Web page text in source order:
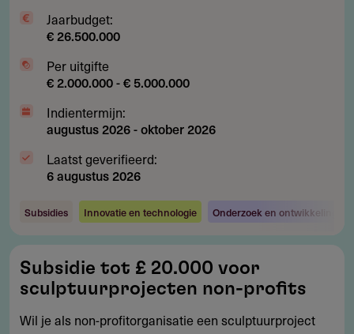
Jaarbudget:
€ 26.500.000
Per uitgifte
€ 2.000.000 - € 5.000.000
Indientermijn:
augustus 2026-oktober 2026
Laatst geverifieerd:
6 augustus 2026
Subsidies Innovatie en technologie Onderzoek en ontwikkeling
tot
£
20.000
Subsidie tot £ 20.000 voor
sculptuurprojecten non-profits
Wil je als non-profitorganisatie een sculptuurproject